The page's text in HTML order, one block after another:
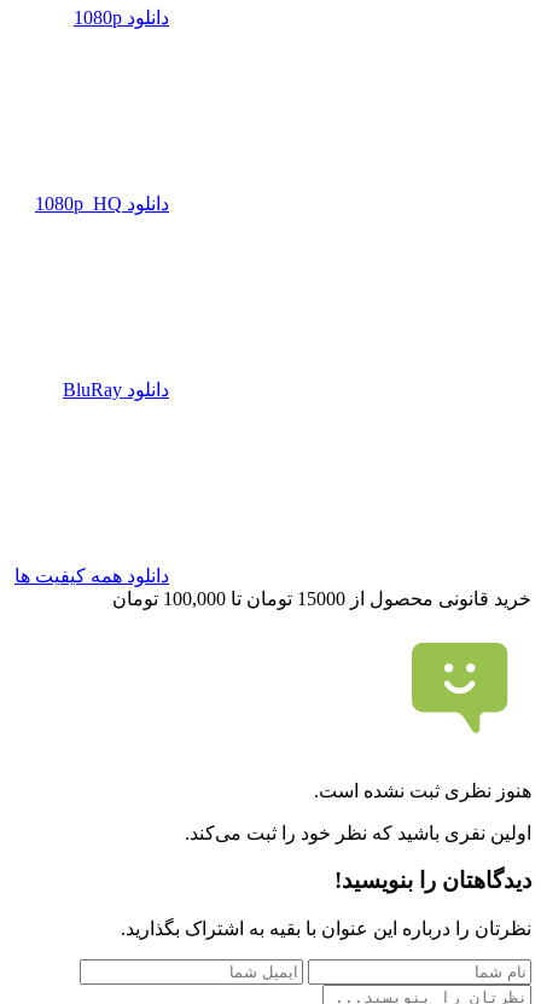
دانلود 1080p
دانلود 1080p_HQ
دانلود BluRay
دانلود همه کیفیت ها
خرید قانونی محصول از 15000 تومان تا 100,000 تومان
هنوز نظری ثبت نشده است.
اولین نفری باشید که نظر خود را ثبت می‌کند.
دیدگاهتان را بنویسید!
نظرتان را درباره این عنوان با بقیه به اشتراک بگذارید.